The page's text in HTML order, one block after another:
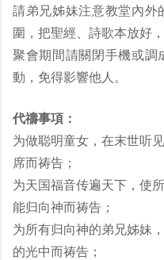
請弟兄姊妹注意教堂內外
圍，把聖經、詩歌本放好
聚會期間請關閉手機或調
動，免得影響他人。
代禱事項：
为做聪明童女，在末世听
席而祷告；
为天国福音传遍天下，使
能归向神而祷告；
为所有归向神的弟兄姊妹
的光中而祷告；